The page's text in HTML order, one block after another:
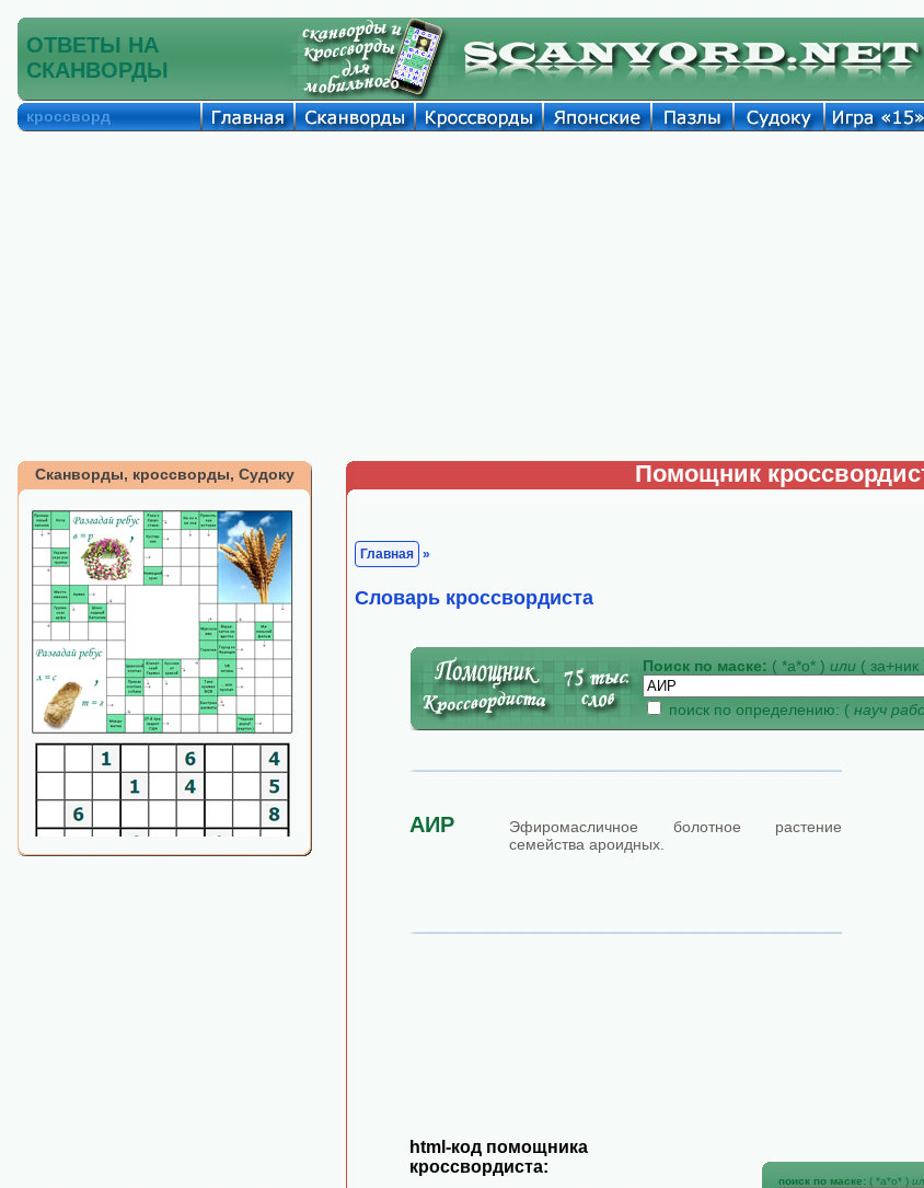
ОТВЕТЫ НА
СКАНВОРДЫ
кроссворд
Сканворды, кроссворды, Судоку Помощник
Главная »
Cловарь кроссвордиста
Поиск по маске: ( *а*о* ) или ( за+ник
поиск по определению: ( науч
АИР
Эфиромасличное болотное растение
семейства ароидных.
html-код помощника
кроссвордиста:
поиск по маске: ( *а*о* )